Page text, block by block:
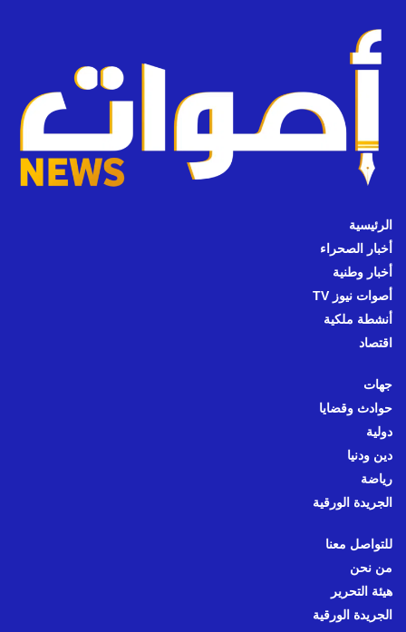
الرئيسية
أخبار الصحراء
أخبار وطنية
أصوات نيوز TV
أنشطة ملكية
اقتصاد
جهات
حوادث وقضايا
دولية
دين ودنيا
رياضة
الجريدة الورقية
للتواصل معنا
من نحن
هيئة التحرير
الجريدة الورقية